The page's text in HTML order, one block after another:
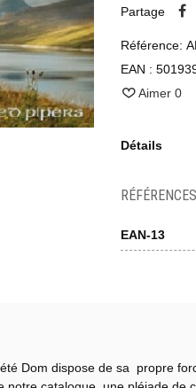
Partage
Référence:
EAN :
Aimer 0
Détails
EAN-13
Dom dispose de sa propre